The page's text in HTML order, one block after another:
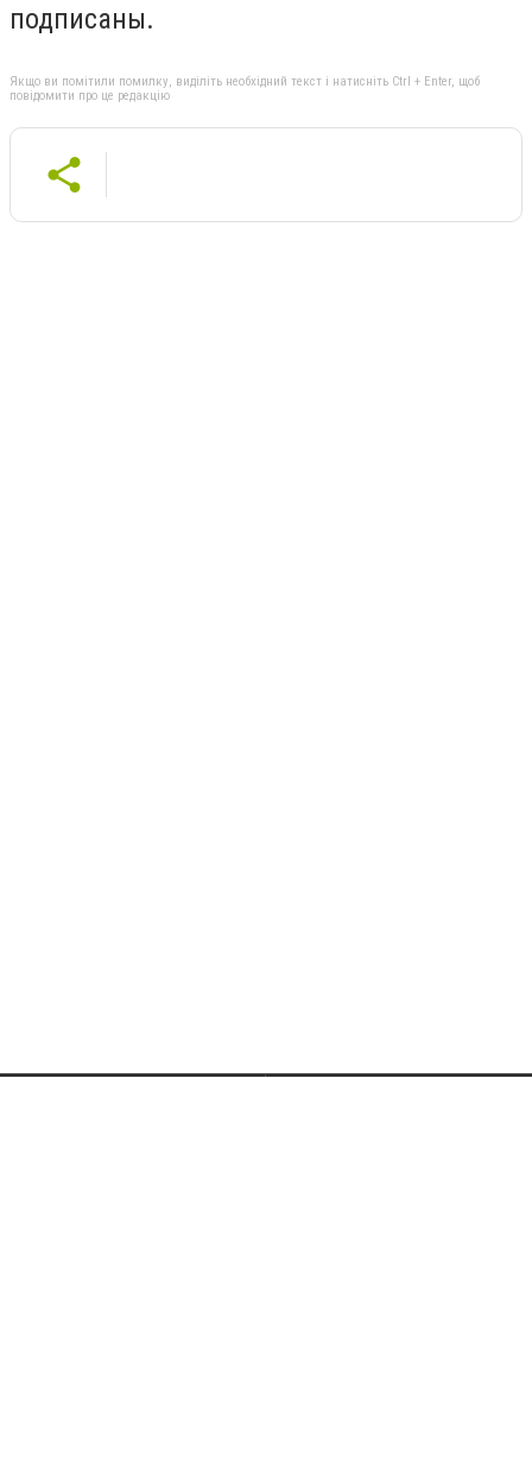
подписаны.
Якщо ви помітили помилку, виділіть необхідний текст і натисніть Ctrl + Enter, щоб
повідомити про це редакцію